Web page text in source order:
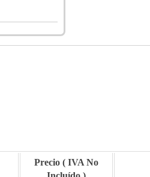
Precio